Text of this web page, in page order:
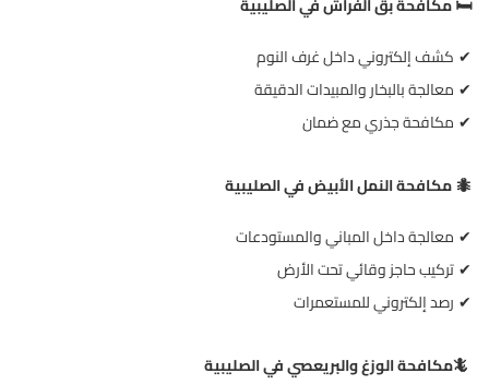
🛏
✔ كشف إلكتروني داخل غرف النوم
✔ معالجة بالبخار والمبيدات الدقيقة
✔ مكافحة جذري مع ضمان
🐜 مكافحة النمل الأبيض في الصليبية
✔ معالجة داخل المباني والمستودعات
✔ تركيب حاجز وقائي تحت الأرض
✔ رصد إلكتروني للمستعمرات
🦎مكافحة الوزغ والبريعصي في الصليبية